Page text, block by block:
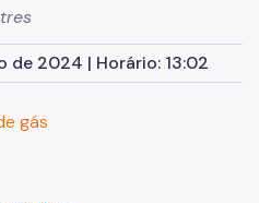
de 2024 | Horário: 13:02
gás